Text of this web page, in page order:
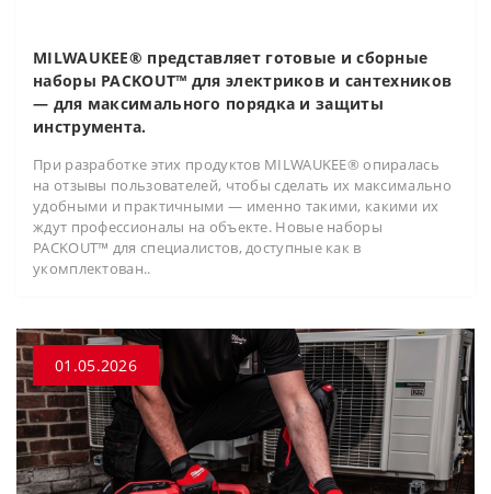
MILWAUKEE® представляет готовые и сборные
наборы PACKOUT™ для электриков и сантехников
— для максимального порядка и защиты
инструмента.
При разработке этих продуктов MILWAUKEE® опиралась
на отзывы пользователей, чтобы сделать их максимально
удобными и практичными — именно такими, какими их
ждут профессионалы на объекте. Новые наборы
PACKOUT™ для специалистов, доступные как в
укомплектован..
01.05.2026